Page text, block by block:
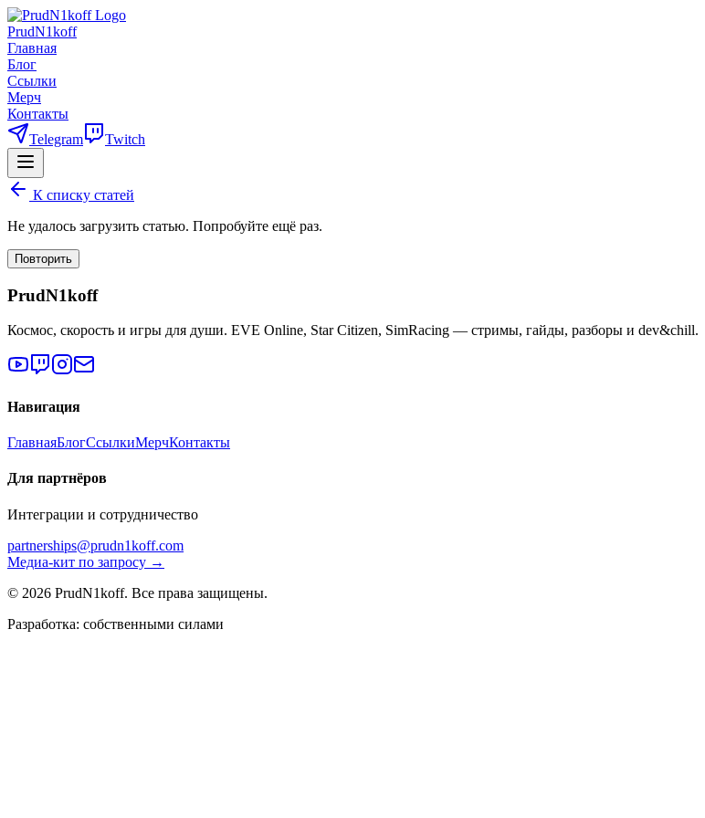
PrudN1koff
Главная
Блог
Ссылки
Мерч
Контакты
Telegram
Twitch
К списку статей
Не удалось загрузить статью. Попробуйте ещё раз.
Повторить
PrudN1koff
Космос, скорость и игры для души. EVE Online, Star Citizen, SimRacing — стримы, гайды, разборы и dev&chill.
Навигация
ГлавнаяБлогСсылкиМерчКонтакты
Для партнёров
Интеграции и сотрудничество
partnerships@prudn1koff.com
Медиа-кит по запросу →
© 2026 PrudN1koff. Все права защищены.
Разработка: собственными силами